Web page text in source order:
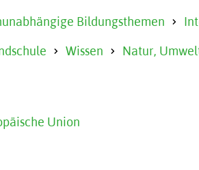
Bildungsthemen
Wissen Natur,
Union